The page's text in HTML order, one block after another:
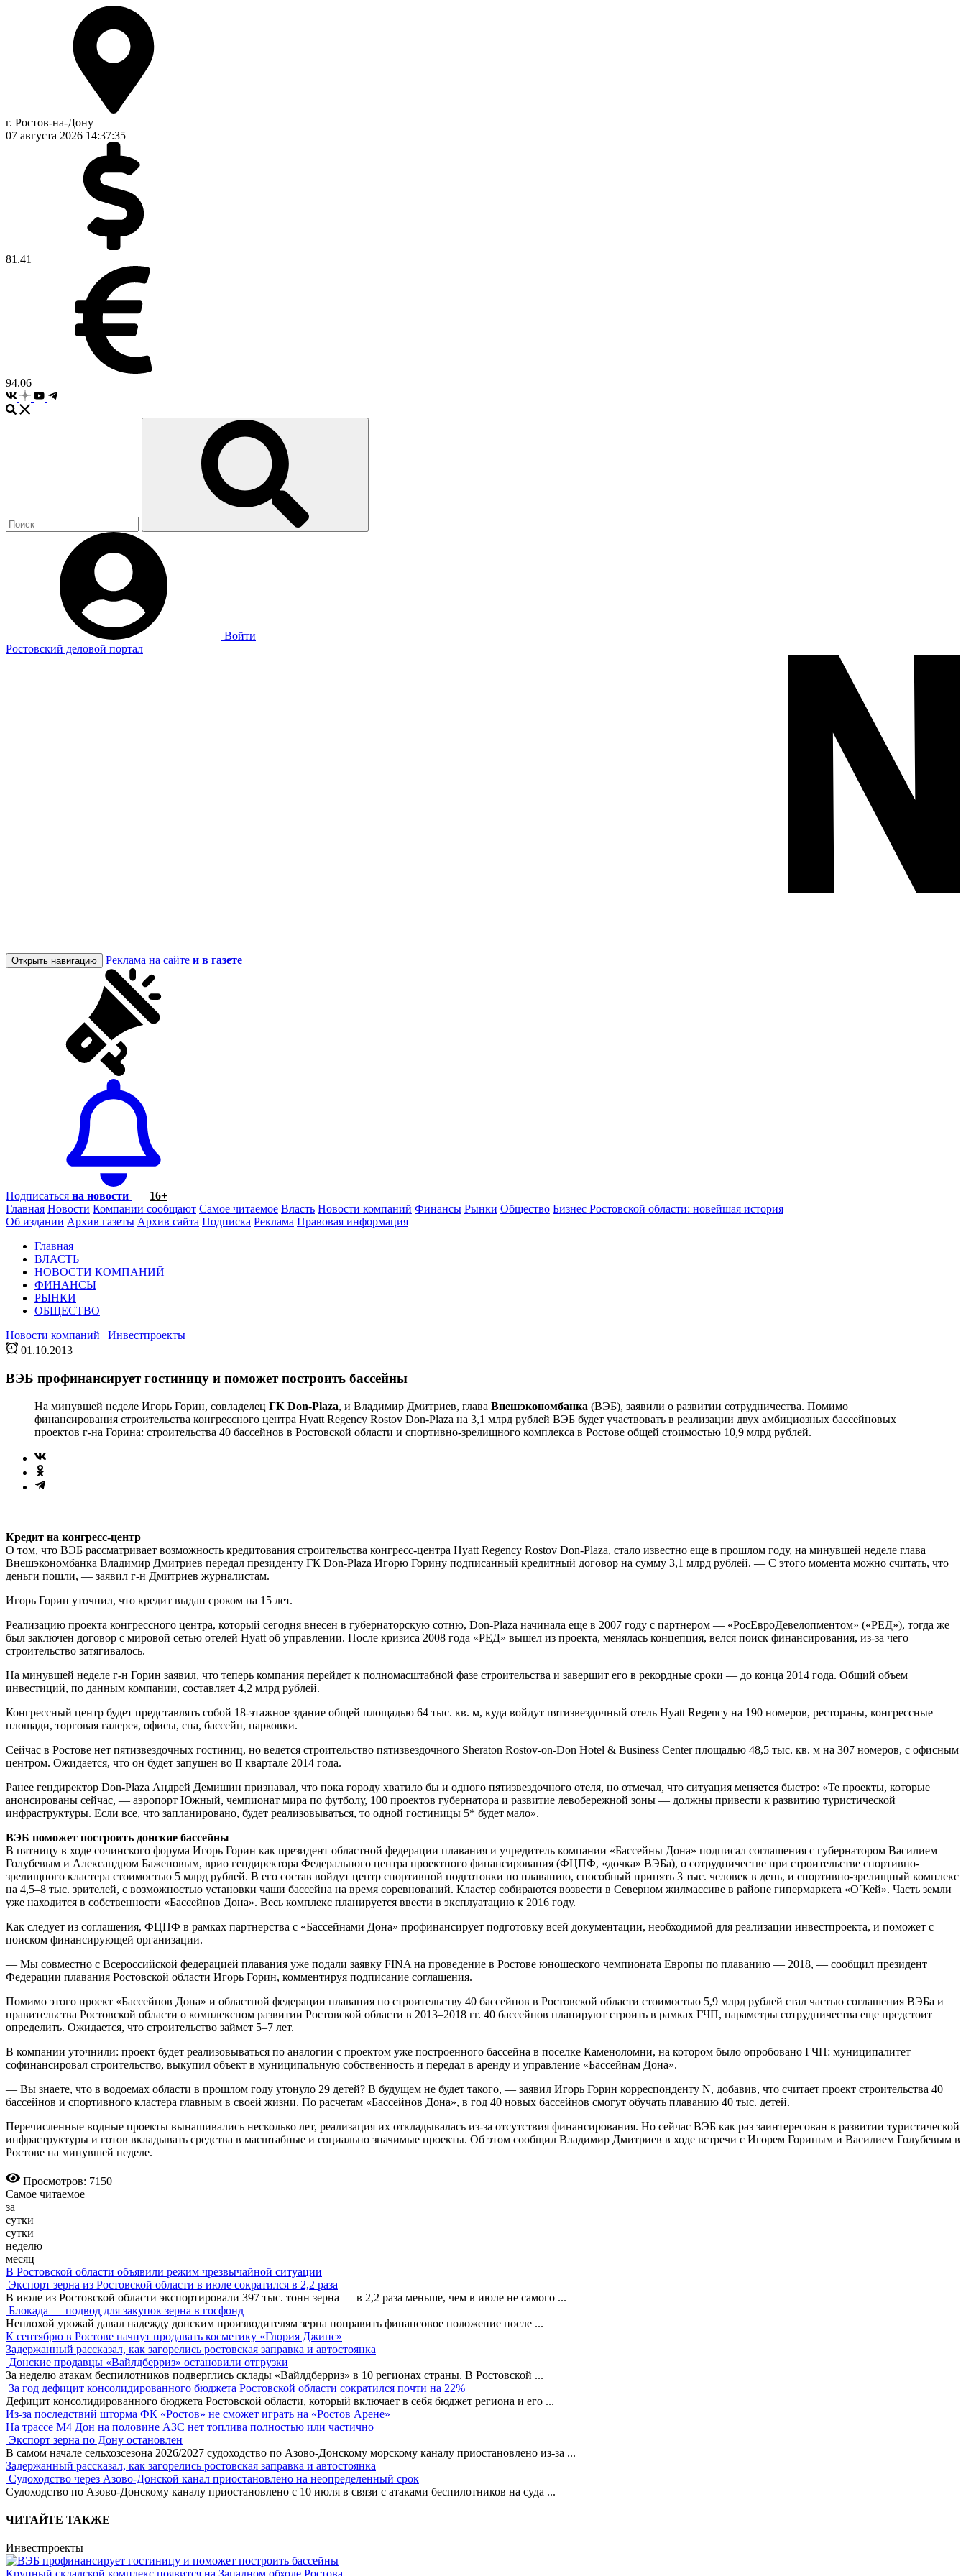
г. Ростов-на-Дону
07 августа 2026 14:37:36
81.41
94.06
Войти
Ростовский деловой портал
Открыть навигацию Реклама на сайте и в газете
Подписаться на новости
16+
Главная Новости Компании сообщают Самое читаемое Власть Новости компаний Финансы Рынки Общество Бизнес Ростовской области: новейшая история
Об издании Архив газеты Архив сайта Подписка Реклама Правовая информация
Главная
ВЛАСТЬ
НОВОСТИ КОМПАНИЙ
ФИНАНСЫ
РЫНКИ
ОБЩЕСТВО
Новости компаний | Инвестпроекты
01.10.2013
ВЭБ профинансирует гостиницу и поможет построить бассейны
На минувшей неделе Игорь Горин, совладелец ГК Don-Plaza, и Владимир Дмитриев, глава Внешэкономбанка (ВЭБ), заявили о развитии сотрудничества. Помимо
финансирования строительства конгрессного центра Hyatt Regency Rostov Don-Plaza на 3,1 млрд рублей ВЭБ будет участвовать в реализации двух амбициозных бассейновых
проектов г-на Горина: строительства 40 бассейнов в Ростовской области и спортивно-зрелищного комплекса в Ростове общей стоимостью 10,9 млрд рублей.
Кредит на конгресс-центр
О том, что ВЭБ рассматривает возможность кредитования строительства конгресс-центра Hyatt Regency Rostov Don-Plaza, стало известно еще в прошлом году, на минувшей неделе глава
Внешэкономбанка Владимир Дмитриев передал президенту ГК Don-Plaza Игорю Горину подписанный кредитный договор на сумму 3,1 млрд рублей. — С этого момента можно считать, что
деньги пошли, — заявил г-н Дмит­риев журналистам.
Игорь Горин уточнил, что кредит выдан сроком на 15 лет.
Реализацию проекта конгрессного центра, который сегодня внесен в губернаторскую сотню, Don-Plaza начинала еще в 2007 году с партнером — «РосЕвроДевелопментом» («РЕД»), тогда же
был заключен договор с мировой сетью отелей Hyatt об управлении. После кризиса 2008 года «РЕД» вышел из проекта, менялась концепция, велся поиск финансирования, из-за чего
строительство затягивалось.
На минувшей неделе г-н Горин заявил, что теперь компания перейдет к полномасштабной фазе строительства и завершит его в рекордные сроки — до конца 2014 года. Общий объем
инвестиций, по данным компании, составляет 4,2 млрд руб­лей.
Конгрессный центр будет представлять собой 18-этажное здание общей площадью 64 тыс. кв. м, куда войдут пятизвездочный отель Hyatt Regency на 190 номеров, рестораны, конгрессные
площади, торговая галерея, офисы, спа, бассейн, парковки.
Сейчас в Ростове нет пятизвездочных гостиниц, но ведется строительство пятизвездочного Sheraton Rostov-on-Don Hotel & Business Center площадью 48,5 тыс. кв. м на 307 номеров, с офисным
центром. Ожидается, что он будет запущен во II квартале 2014 года.
Ранее гендиректор Don-Plaza Андрей Демишин признавал, что пока городу хватило бы и одного пяти­звездочного отеля, но отмечал, что ситуация меняется быстро: «Те проекты, которые
анонсированы сейчас, — аэропорт Южный, чемпионат мира по футболу, 100 проектов губернатора и развитие левобережной зоны — должны привести к развитию туристической
инфраструктуры. Если все, что запланировано, будет реализовываться, то одной гостиницы 5* будет мало».
ВЭБ поможет построить донские бассейны
В пятницу в ходе сочинского форума Игорь Горин как президент областной федерации плавания и учредитель компании «Бассейны Дона» подписал соглашения с губернатором Василием
Голубевым и Александром Баженовым, врио гендиректора Федерального центра проектного финансирования (ФЦПФ, «дочка» ВЭБа), о сотрудничестве при строительстве спортивно-
зрелищного кластера стоимостью 5 млрд рублей. В его состав войдут центр спортивной подготовки по плаванию, способный принять 3 тыс. человек в день, и спортивно-зре­лищный комплекс
на 4,5–8 тыс. зрителей, с возможностью установки чаши бассейна на время соревнований. Кластер собираются возвести в Северном жилмассиве в районе гипермаркета «О´Кей». Часть земли
уже находится в собственности «Бассейнов Дона». Весь комплекс планируется ввести в эксплуатацию к 2016 году.
Как следует из соглашения, ФЦПФ в рамках партнерства с «Бассейнами Дона» профинансирует подготовку всей документации, необходимой для реализации инвестпроекта, и поможет с
поиском финансирующей организации.
— Мы совместно с Всероссийской федерацией плавания уже подали заявку FINA на проведение в Ростове юношеского чемпионата Европы по плаванию — 2018, — сообщил президент
Федерации плавания Рос­товской области Игорь Горин, комментируя подписание соглашения.
Помимо этого проект «Бассейнов Дона» и областной федерации плавания по строительству 40 бассейнов в Ростовской области стоимостью 5,9 млрд рублей стал частью соглашения ВЭБа и
правительства Рос­товской области о комплексном развитии Ростовской области в 2013–2018 гг. 40 бассейнов планируют строить в рамках ГЧП, параметры сотрудничества еще предстоит
определить. Ожидается, что строительство займет 5–7 лет.
В компании уточнили: проект будет реализовываться по аналогии с проектом уже построенного бассейна в поселке Каменоломни, на котором было опробовано ГЧП: муниципалитет
софинансировал строительство, выкупил объект в муниципальную собственность и передал в аренду и управление «Бассейнам Дона».
— Вы знаете, что в водоемах области в прошлом году утонуло 29 детей? В будущем не будет такого, — заявил Игорь Горин корреспонденту N, добавив, что считает проект строительства 40
бассейнов и спортивного кластера главным в своей жизни. По расчетам «Бассейнов Дона», в год 40 новых бассейнов смогут обучать плаванию 40 тыс. детей.
Перечисленные водные проекты вынашивались несколько лет, реализация их откладывалась из-за отсутствия финансирования. Но сейчас ВЭБ как раз заинтересован в развитии туристической
инфраструктуры и готов вкладывать средства в масштабные и социально значимые проекты. Об этом сообщил Владимир Дмитриев в ходе встречи с Игорем Гориным и Василием Голубевым в
Ростове на минувшей неделе.
Просмотров: 7150
Самое читаемое
за
сутки
сутки
неделю
месяц
В Ростовской области объявили режим чрезвычайной ситуации
Экспорт зерна из Ростовской области в июле сократился в 2,2 раза
В июле из Ростовской области экспортировали 397 тыс. тонн зерна — в 2,2 раза меньше, чем в июле не самого ...
Блокада — подвод для закупок зерна в госфонд
Неплохой урожай давал надежду донским производителям зерна поправить финансовое положение после ...
К сентябрю в Ростове начнут продавать косметику «Глория Джинс»
Задержанный рассказал, как загорелись ростовская заправка и автостоянка
Донские продавцы «Вайлдберриз» остановили отгрузки
За неделю атакам беспилотников подверглись склады «Вайлдберриз» в 10 регионах страны. В Ростовской ...
За год дефицит консолидированного бюджета Ростовской области сократился почти на 22%
Дефицит консолидированного бюджета Ростовской области, который включает в себя бюджет региона и его ...
Из-за последствий шторма ФК «Ростов» не сможет играть на «Ростов Арене»
На трассе М4 Дон на половине АЗС нет топлива полностью или частично
Экспорт зерна по Дону остановлен
В самом начале сельхозсезона 2026/2027 судоходство по Азово-Донскому морскому каналу приостановлено из-за ...
Задержанный рассказал, как загорелись ростовская заправка и автостоянка
Судоходство через Азово-Донской канал приостановлено на неопределенный срок
Судоходство по Азово-Донскому каналу приостановлено с 10 июля в связи с атаками беспилотников на суда ...
ЧИТАЙТЕ ТАКЖЕ
Инвестпроекты